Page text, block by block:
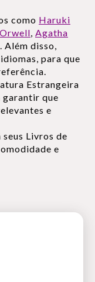
como Haruki
, Agatha
Além disso,
para que
Estrangeira
garantir que
e
Livros de
e